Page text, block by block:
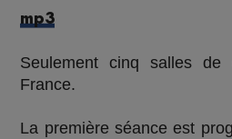
mp3
Seulement cinq salles
France.
La première séance est